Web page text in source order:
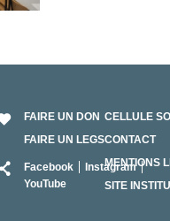
FAIRE UN DON
FAIRE UN LEGS
Facebook
Instagram
YouTube
CELLULE
CONTACT
MENTIONS
SITE